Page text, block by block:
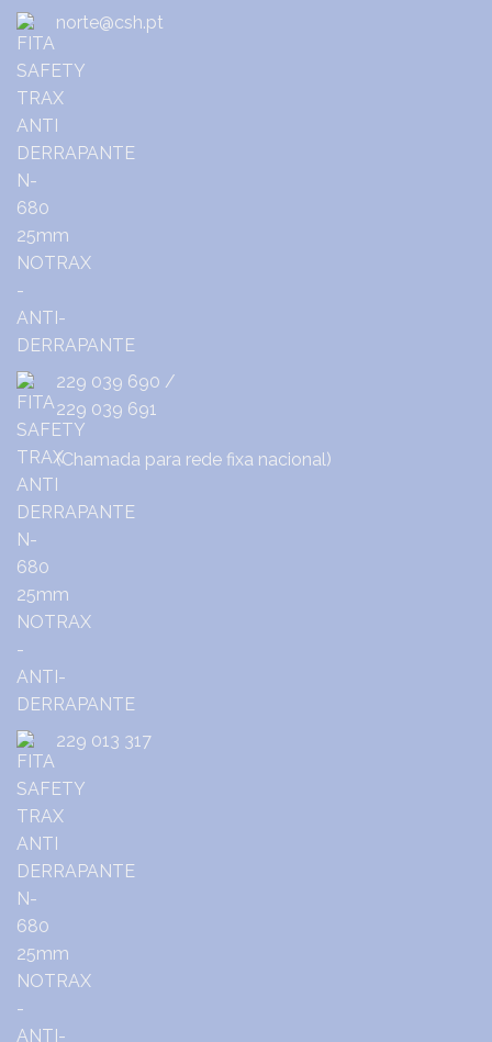
norte@csh.pt
229 039 690 /
229 039 691
(Chamada para rede fixa nacional)
229 013 317